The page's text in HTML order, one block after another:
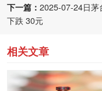
下一篇： 2025-07-24日茅
下跌 30元
相关文章